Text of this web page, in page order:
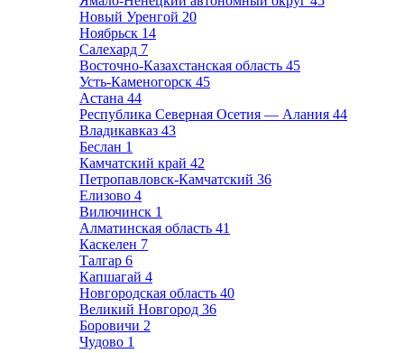
Новый Уренгой 20
Ноябрьск 14
Салехард 7
Восточно-Казахстанская область 45
Усть-Каменогорск 45
Астана 44
Республика Северная Осетия — Алания 44
Владикавказ 43
Беслан 1
Камчатский край 42
Петропавловск-Камчатский 36
Елизово 4
Вилючинск 1
Алматинская область 41
Каскелен 7
Талгар 6
Капшагай 4
Новгородская область 40
Великий Новгород 36
Боровичи 2
Чудово 1